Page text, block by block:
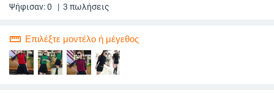
Ψήφισαν:0 | 3 πωλήσεις
straighten Επιλέξτε μοντέλο ή μέγεθος